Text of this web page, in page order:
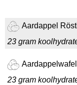
Aardappel
23 gram
23 gram